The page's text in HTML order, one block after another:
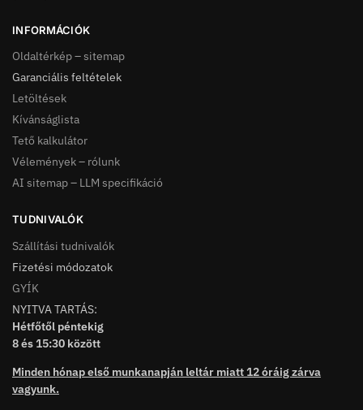
INFORMÁCIÓK
Oldaltérkép – sitemap
Garanciális feltételek
Letöltések
Kívánságlista
Tető kalkulátor
Vélemények – rólunk
AI sitemap – LLM specifikáció
TUDNIVALÓK
Szállítási tudnivalók
Fizetési módozatok
GYÍK
NYITVA TARTÁS:
Hétfőtől péntekig
8 és 15:30 között
Minden hónap első munkanapján leltár miatt 12 óráig zárva
vagyunk.